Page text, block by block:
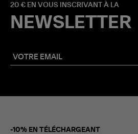
20 € EN VOUS INSCRIVANT À LA
NEWSLETTER
-10% EN TÉLÉCHARGEANT